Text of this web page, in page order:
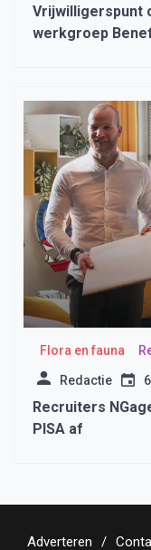
Vrijwilligerspunt
werkgroep
Flora en fauna
Redactie
Recruiters
PISA af
Adverteren